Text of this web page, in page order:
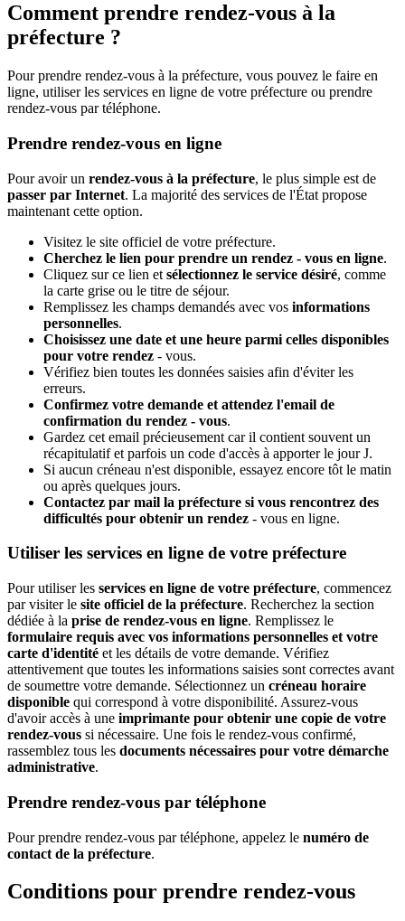
Comment prendre rendez-vous à la
préfecture ?
Pour prendre rendez-vous à la préfecture, vous pouvez le faire en
ligne, utiliser les services en ligne de votre préfecture ou prendre
rendez-vous par téléphone.
Prendre rendez-vous en ligne
Pour avoir un rendez-vous à la préfecture, le plus simple est de
passer par Internet. La majorité des services de l'État propose
maintenant cette option.
Visitez le site officiel de votre préfecture.
Cherchez le lien pour prendre un rendez - vous en ligne.
Cliquez sur ce lien et sélectionnez le service désiré, comme
la carte grise ou le titre de séjour.
Remplissez les champs demandés avec vos informations
personnelles.
Choisissez une date et une heure parmi celles disponibles
pour votre rendez - vous.
Vérifiez bien toutes les données saisies afin d'éviter les
erreurs.
Confirmez votre demande et attendez l'email de
confirmation du rendez - vous.
Gardez cet email précieusement car il contient souvent un
récapitulatif et parfois un code d'accès à apporter le jour J.
Si aucun créneau n'est disponible, essayez encore tôt le matin
ou après quelques jours.
Contactez par mail la préfecture si vous rencontrez des
difficultés pour obtenir un rendez - vous en ligne.
Utiliser les services en ligne de votre préfecture
Pour utiliser les services en ligne de votre préfecture, commencez
par visiter le site officiel de la préfecture. Recherchez la section
dédiée à la prise de rendez-vous en ligne. Remplissez le
formulaire requis avec vos informations personnelles et votre
carte d'identité et les détails de votre demande. Vérifiez
attentivement que toutes les informations saisies sont correctes avant
de soumettre votre demande. Sélectionnez un créneau horaire
disponible qui correspond à votre disponibilité. Assurez-vous
d'avoir accès à une imprimante pour obtenir une copie de votre
rendez-vous si nécessaire. Une fois le rendez-vous confirmé,
rassemblez tous les documents nécessaires pour votre démarche
administrative.
Prendre rendez-vous par téléphone
Pour prendre rendez-vous par téléphone, appelez le numéro de
contact de la préfecture.
Conditions pour prendre rendez-vous